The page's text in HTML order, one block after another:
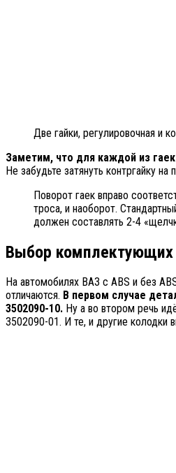
Две гайки, регулировочная и
Заметим, что для каждой из
Не забудьте затянуть контргайку
Поворот гаек вправо
троса, и наоборот.
должен составлять 2-4
Выбор комплектующих
На автомобилях ВАЗ с ABS и без
отличаются. В первом случае
3502090-10. Ну а во втором речь
3502090-01. И те, и другие колодки